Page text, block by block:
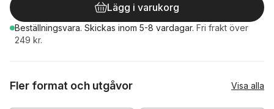
Lägg i varukorg
Beställningsvara. Skickas inom 5-8 vardagar. Fri frakt över
249 kr.
Fler format och utgåvor Visa alla